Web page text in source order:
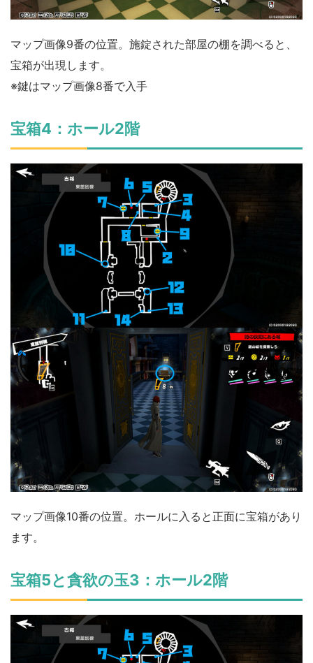
マップ画像9番の位置。施錠された部屋の棚を調べると、
宝箱が出現します。
※鍵はマップ画像8番で入手
宝箱4：ホール2階
マップ画像10番の位置。ホールに入ると正面に宝箱があり
ます。
宝箱5と貪欲の玉3：ホール2階